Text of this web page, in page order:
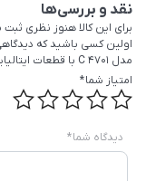
نقد و بررسی‌ها
برای این کالا هنوز نظری
اولین کسی باشید که
مدل C 4701 با قطعات ایتالیایی”
امتیاز شما*
دیدگاه شما*